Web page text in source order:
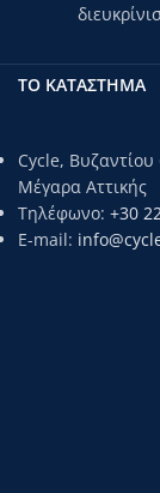
ΤΟ ΚΑΤΑΣΤΗΜΑ
Cycle,
Μέγαρα Αττικής
Τηλέφωνο: +30
E-mail: